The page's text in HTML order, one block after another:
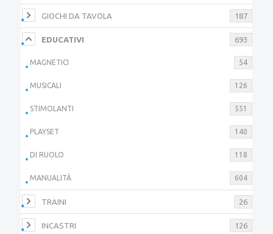
GIOCHI DA TAVOLA 187
EDUCATIVI 693
MAGNETICI 54
MUSICALI 126
STIMOLANTI 551
PLAYSET 140
DI RUOLO 118
MANUALITÀ 604
TRAINI 26
INCASTRI 126